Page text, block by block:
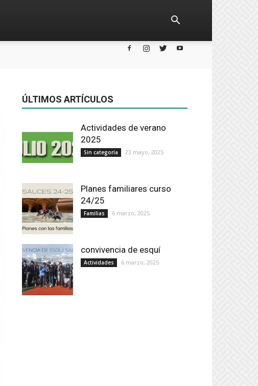
ÚLTIMOS ARTÍCULOS
Actividades de verano
2025
Sin categoría 23 mayo, 2025
Planes familiares curso
24/25
Familias 6 marzo, 2025
convivencia de esquí
Actividades 6 marzo, 2025